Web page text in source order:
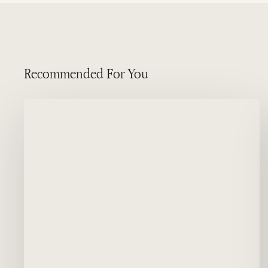
Recommended For You